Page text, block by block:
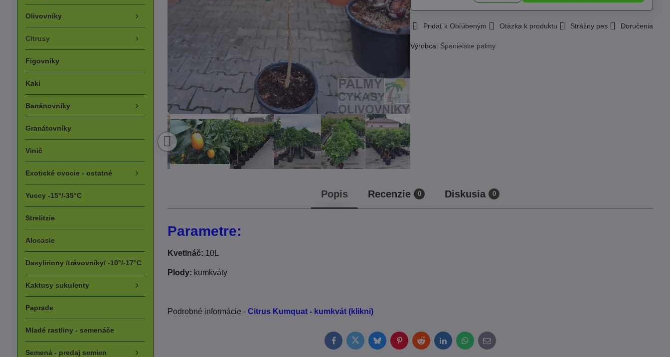
Pridať k Obľúbeným Otázka k produktu Strážny pes Doručenia
Výrobca: Španielske palmy
Popis Recenzie 0 Diskusia 0
Parametre:
Kvetináč: 10L
Plody: kumkváty
Podrobné informácie -Citrus Kumquat - kumkvát (klikni)
FacebookTwitterBlueskyPinterestRedditLinkedInWhatsApp
E-
mail
Olivovníky
Citrusy
Figovníky
Kaki
Banánovníky
Granátovníky
Vinič
Exotické ovocie - ostatné
Yuccy -15°/-35°C
Strelitzie
Alocasie
Dasyliriony /trávovníky/ -10°/-17°C
Kaktusy sukulenty
Paprade
Mladé rastliny - semenáče
Semená - predaj semien